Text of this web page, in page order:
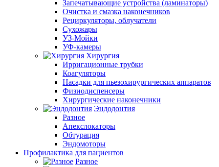
Запечатывающие устройства (ламинаторы)
Очистка и смазка наконечников
Рециркуляторы, облучатели
Сухожары
УЗ-Мойки
УФ-камеры
Хирургия
Ирригационные трубки
Коагуляторы
Насадки для пьезохирургических аппаратов
Физиодиспенсеры
Хирургические наконечники
Эндодонтия
Разное
Апекслокаторы
Обтурация
Эндомоторы
Профилактика для пациентов
Разное